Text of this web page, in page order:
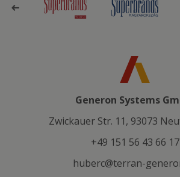
Generon Systems
Zwickauer Str. 11, 93073
+49 151 56 43 66 17
huberc@terran-